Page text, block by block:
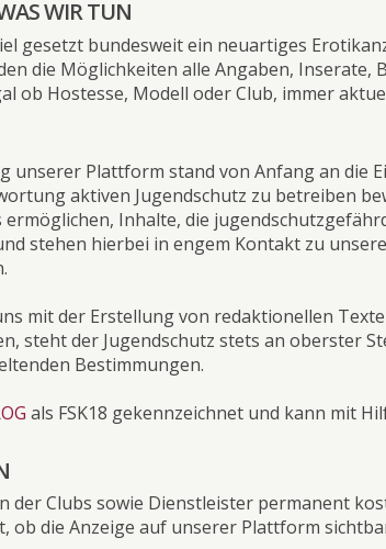
WIR TUN
gesetzt bundesweit ein neuartiges
die Möglichkeiten alle Angaben, Inserate,
ob Hostesse, Modell oder Club, immer
unserer Plattform stand von Anfang an die
aktiven Jugendschutz zu betreiben
ermöglichen, Inhalte, die
stehen hierbei in engem Kontakt zu
mit der Erstellung von redaktionellen
steht der Jugendschutz stets an oberster
Bestimmungen.
als FSK18 gekennzeichnet und kann mit
der Clubs sowie Dienstleister permanent
ob die Anzeige auf unserer Plattform